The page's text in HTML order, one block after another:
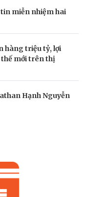
tin miễn nhiệm hai
hàng triệu tỷ, lợi
thế mới trên thị
Hạnh Nguyễn